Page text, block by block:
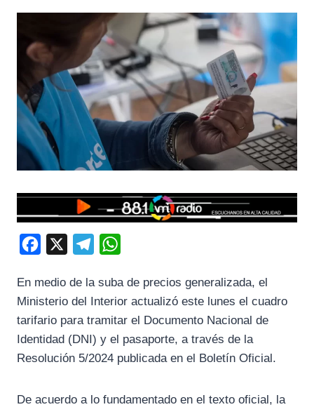
c
e
b
l
e
g
r
a
t
s
A
En medio de la suba de precios generalizada, el
Ministerio del Interior actualizó este lunes el cuadro
tarifario para tramitar el Documento Nacional de
Identidad (DNI) y el pasaporte, a través de la
Resolución 5/2024 publicada en el Boletín Oficial.
De acuerdo a lo fundamentado en el texto oficial, la